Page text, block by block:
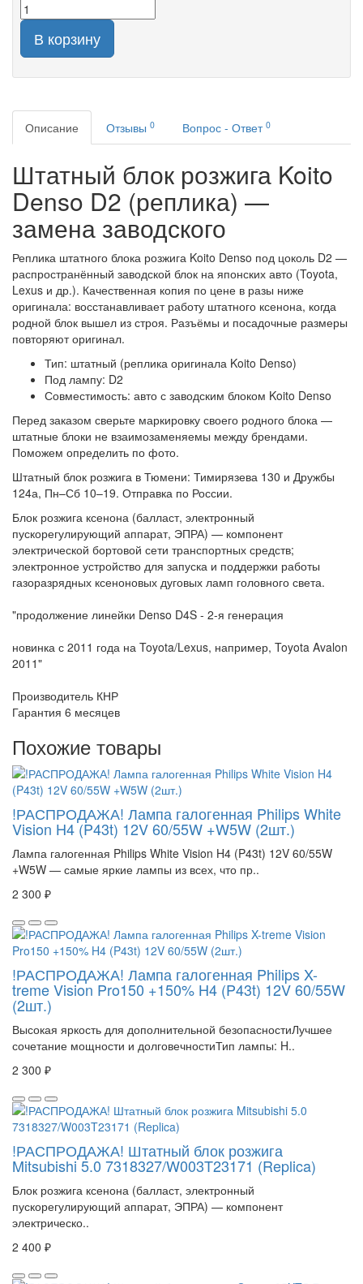
В корзину
Описание Отзывы 0 Вопрос - Ответ 0
Штатный блок розжига Koito
Denso D2 (реплика) —
замена заводского
Реплика штатного блока розжига Koito Denso под цоколь D2 —
распространённый заводской блок на японских авто (Toyota,
Lexus и др.). Качественная копия по цене в разы ниже
оригинала: восстанавливает работу штатного ксенона, когда
родной блок вышел из строя. Разъёмы и посадочные размеры
повторяют оригинал.
Тип: штатный (реплика оригинала Koito Denso)
Под лампу: D2
Совместимость: авто с заводским блоком Koito Denso
Перед заказом сверьте маркировку своего родного блока —
штатные блоки не взаимозаменяемы между брендами.
Поможем определить по фото.
Штатный блок розжига в Тюмени: Тимирязева 130 и Дружбы
124а, Пн–Сб 10–19. Отправка по России.
Блок розжига ксенона (балласт, электронный
пускорегулирующий аппарат, ЭПРА) — компонент
электрической бортовой сети транспортных средств;
электронное устройство для запуска и поддержки работы
газоразрядных ксеноновых дуговых ламп головного света.
"продолжение линейки Denso D4S - 2-я генерация
новинка с 2011 года на Toyota/Lexus, например, Toyota Avalon
2011"
Производитель КНР
Гарантия 6 месяцев
Похожие товары
!РАСПРОДАЖА! Лампа галогенная Philips White
Vision H4 (P43t) 12V 60/55W +W5W (2шт.)
Лампа галогенная Philips White Vision H4 (P43t) 12V 60/55W
+W5W — самые яркие лампы из всех, что пр..
2 300 ₽
!РАСПРОДАЖА! Лампа галогенная Philips X-
treme Vision Pro150 +150% H4 (P43t) 12V 60/55W
(2шт.)
Высокая яркость для дополнительной безопасностиЛучшее
сочетание мощности и долговечностиТип лампы: H..
2 300 ₽
!РАСПРОДАЖА! Штатный блок розжига
Mitsubishi 5.0 7318327/W003T23171 (Replica)
Блок розжига ксенона (балласт, электронный
пускорегулирующий аппарат, ЭПРА) — компонент
электрическо..
2 400 ₽